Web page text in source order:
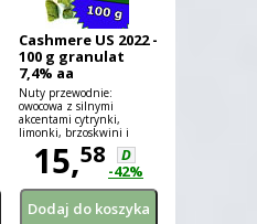
Cashmere US 2022 -
100 g granulat
7,4% aa
Nuty przewodnie:
owocowa z silnymi
akcentami cytrynki,
limonki, brzoskwini i
melona, w tle nuty kokosa,
trawy cytrynowej,
cukierków i ziół.
15,58
D
-42%